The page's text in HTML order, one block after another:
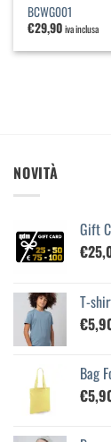
BCWG001
€29,90iva inclusa
NOVITÀ
Gift
€
T-
€
Bag
€